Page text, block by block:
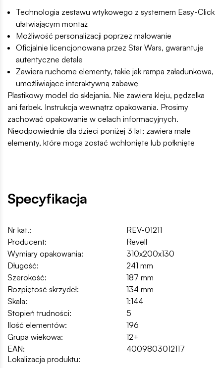
Technologia zestawu wtykowego z systemem Easy-Click
ułatwiającym montaż
Możliwość personalizacji poprzez malowanie
Oficjalnie licencjonowana przez Star Wars, gwarantuje
autentyczne detale
Zawiera ruchome elementy, takie jak rampa załadunkowa,
umożliwiające interaktywną zabawę
Plastikowy model do sklejania. Nie zawiera kleju, pędzelka
ani farbek. Instrukcja wewnątrz opakowania. Prosimy
zachować opakowanie w celach informacyjnych.
Nieodpowiednie dla dzieci poniżej 3 lat; zawiera małe
elementy, które mogą zostać wchłonięte lub połknięte
Specyfikacja
Nr kat.:
REV-01211
Producent:
Revell
Wymiary opakowania:
310x200x130
Długość:
241 mm
Szerokość:
187 mm
Rozpiętość skrzydeł:
134 mm
Skala:
1:144
Stopień trudności:
5
Ilość elementów:
196
Grupa wiekowa:
12+
EAN:
4009803012117
Lokalizacja produktu: